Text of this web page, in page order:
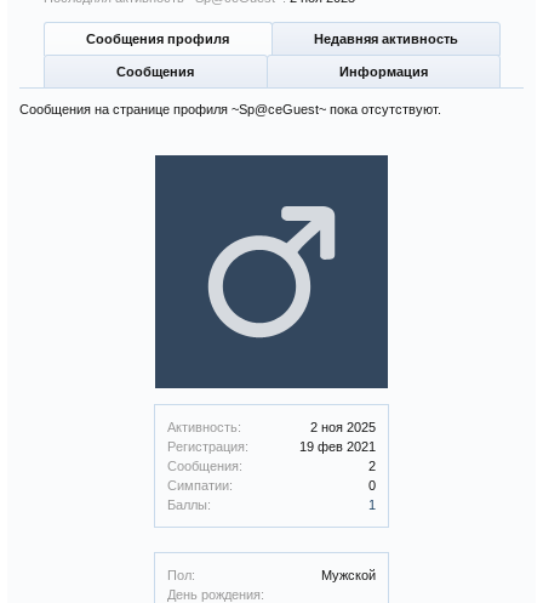
Активность:
2 ноя 2025
Регистрация:
19 фев 2021
Сообщения:
2
Симпатии:
0
Баллы:
1
Пол:
Мужской
День рождения:
Сообщения профиля Недавняя активность
Сообщения Информация
Сообщения на странице профиля ~Sp@ceGuest~ пока отсутствуют.